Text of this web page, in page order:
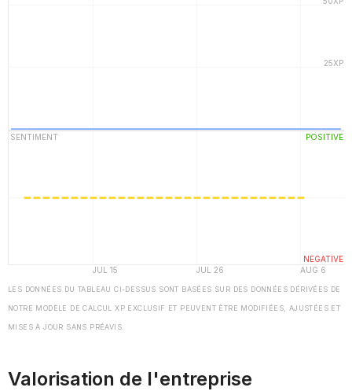
LES DONNÉES DU TABLEAU CI-DESSUS SONT BASÉES SUR DES DONNÉES DÉRIVÉES DE
NOTRE MODÈLE DE CALCUL XP EXCLUSIF ET PEUVENT ÊTRE MODIFIÉES, AJUSTÉES ET
MISES À JOUR SANS PRÉAVIS.
Valorisation de l'entreprise